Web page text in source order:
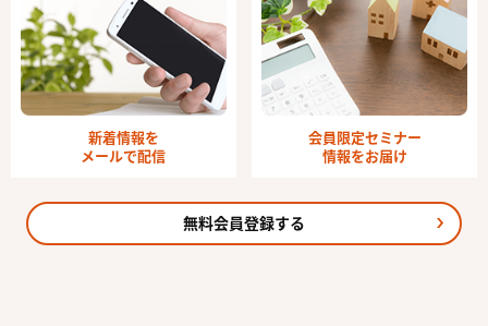
新着情報を
メールで配信
会員限定セミナー
情報をお届け
無料会員登録する